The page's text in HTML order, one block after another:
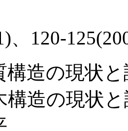
、120-
造の現状と
構造の現状